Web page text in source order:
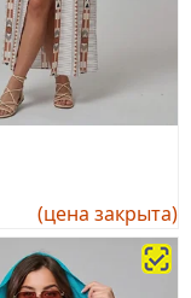
(цена закрыта)